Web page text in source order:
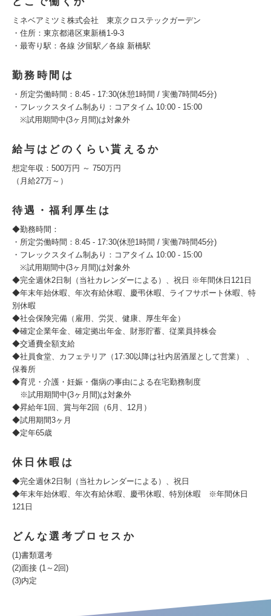
ミネベアミツミ株式会社 東京クロステックガーデン
・住所：東京都港区東新橋1-9-3
・最寄り駅：各線 汐留駅／各線 新橋駅
勤務時間は
・所定労働時間：8:45 ‐ 17:30(休憩1時間 / 実働7時間45分)
・フレックスタイム制あり：コアタイム 10:00 - 15:00
※試用期間中(3ヶ月間)は対象外
給与はどのくらい貰えるか
想定年収：500万円 ～ 750万円
（月給27万～）
待遇・福利厚生は
◆勤務時間：
・所定労働時間：8:45 ‐ 17:30(休憩1時間 / 実働7時間45分)
・フレックスタイム制あり：コアタイム 10:00 - 15:00
※試用期間中(3ヶ月間)は対象外
◆完全週休2日制（当社カレンダーによる）、祝日 ※年間休日121日
◆年末年始休暇、年次有給休暇、慶弔休暇、ライフサポート休暇、特
別休暇
◆社会保険完備（雇用、労災、健康、厚生年金）
◆確定企業年金、確定拠出年金、財形貯蓄、従業員持株会
◆交通費全額支給
◆社員食堂、カフェテリア（17:30以降は社内居酒屋として営業） 、
保養所
◆育児・介護・妊娠・傷病の事由による在宅勤務制度
※試用期間中(3ヶ月間)は対象外
◆昇給年1回、賞与年2回（6月、12月）
◆試用期間3ヶ月
◆定年65歳
休日休暇は
◆完全週休2日制（当社カレンダーによる）、祝日
◆年末年始休暇、年次有給休暇、慶弔休暇、特別休暇 ※年間休日
121日
どんな選考プロセスか
(1)書類選考
(2)面接 (1～2回)
(3)内定